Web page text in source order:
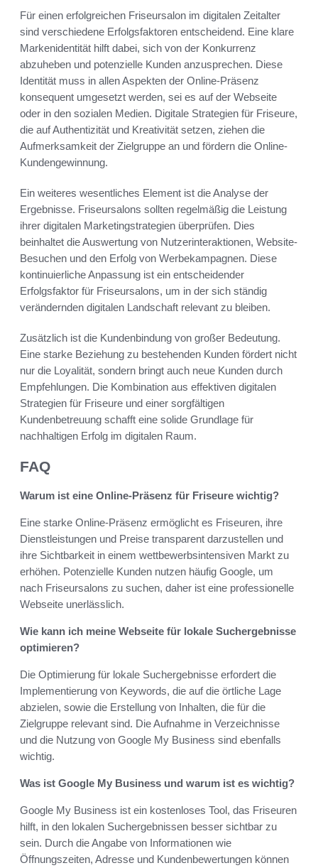
Für einen erfolgreichen Friseursalon im digitalen Zeitalter
sind verschiedene Erfolgsfaktoren entscheidend. Eine klare
Markenidentität hilft dabei, sich von der Konkurrenz
abzuheben und potenzielle Kunden anzusprechen. Diese
Identität muss in allen Aspekten der Online-Präsenz
konsequent umgesetzt werden, sei es auf der Webseite
oder in den sozialen Medien. Digitale Strategien für Friseure,
die auf Authentizität und Kreativität setzen, ziehen die
Aufmerksamkeit der Zielgruppe an und fördern die Online-
Kundengewinnung.
Ein weiteres wesentliches Element ist die Analyse der
Ergebnisse. Friseursalons sollten regelmäßig die Leistung
ihrer digitalen Marketingstrategien überprüfen. Dies
beinhaltet die Auswertung von Nutzerinteraktionen, Website-
Besuchen und den Erfolg von Werbekampagnen. Diese
kontinuierliche Anpassung ist ein entscheidender
Erfolgsfaktor für Friseursalons, um in der sich ständig
verändernden digitalen Landschaft relevant zu bleiben.
Zusätzlich ist die Kundenbindung von großer Bedeutung.
Eine starke Beziehung zu bestehenden Kunden fördert nicht
nur die Loyalität, sondern bringt auch neue Kunden durch
Empfehlungen. Die Kombination aus effektiven digitalen
Strategien für Friseure und einer sorgfältigen
Kundenbetreuung schafft eine solide Grundlage für
nachhaltigen Erfolg im digitalen Raum.
FAQ
Warum ist eine Online-Präsenz für Friseure wichtig?
Eine starke Online-Präsenz ermöglicht es Friseuren, ihre
Dienstleistungen und Preise transparent darzustellen und
ihre Sichtbarkeit in einem wettbewerbsintensiven Markt zu
erhöhen. Potenzielle Kunden nutzen häufig Google, um
nach Friseursalons zu suchen, daher ist eine professionelle
Webseite unerlässlich.
Wie kann ich meine Webseite für lokale Suchergebnisse
optimieren?
Die Optimierung für lokale Suchergebnisse erfordert die
Implementierung von Keywords, die auf die örtliche Lage
abzielen, sowie die Erstellung von Inhalten, die für die
Zielgruppe relevant sind. Die Aufnahme in Verzeichnisse
und die Nutzung von Google My Business sind ebenfalls
wichtig.
Was ist Google My Business und warum ist es wichtig?
Google My Business ist ein kostenloses Tool, das Friseuren
hilft, in den lokalen Suchergebnissen besser sichtbar zu
sein. Durch die Angabe von Informationen wie
Öffnungszeiten, Adresse und Kundenbewertungen können